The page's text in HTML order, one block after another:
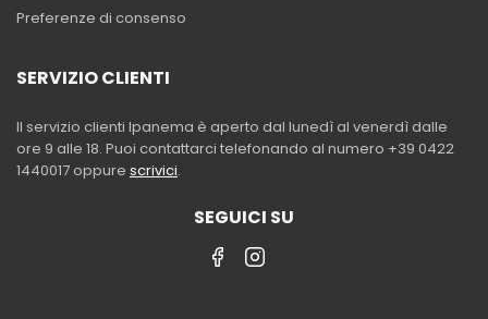
Preferenze di consenso
SERVIZIO CLIENTI
Il servizio clienti Ipanema è aperto dal lunedì al venerdì dalle
ore 9 alle 18. Puoi contattarci telefonando al numero +39 0422
1440017 oppure scrivici.
SEGUICI SU